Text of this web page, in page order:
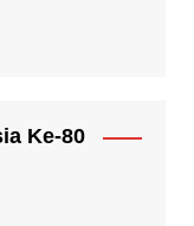
Ke-80